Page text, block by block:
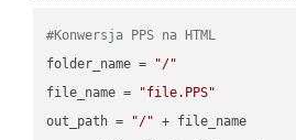
#Konwersja PPS na HTML
folder_name =
"/"
file_name =
"file.PPS"
out_path =
"/" + file_name